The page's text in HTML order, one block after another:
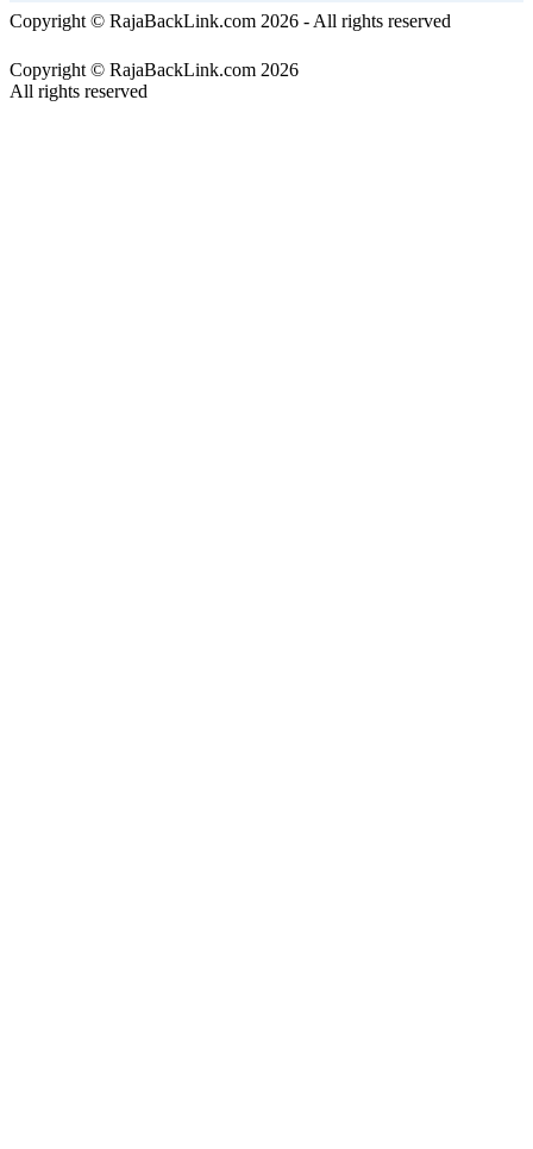
Copyright © RajaBackLink.com 2026 - All rights reserved
Copyright © RajaBackLink.com 2026
All rights reserved